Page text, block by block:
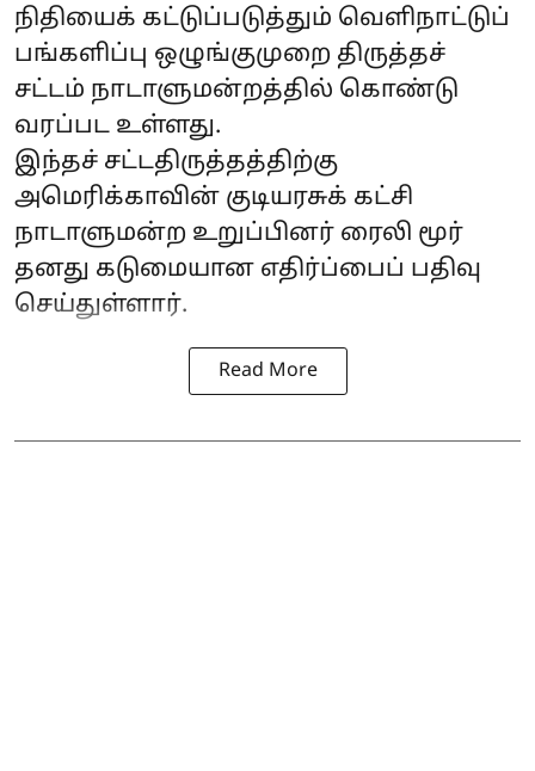
நிதியைக் கட்டுப்படுத்தும் வெளிநாட்டுப்
பங்களிப்பு ஒழுங்குமுறை திருத்தச்
சட்டம் நாடாளுமன்றத்தில் கொண்டு
வரப்பட உள்ளது.
இந்தச் சட்டதிருத்தத்திற்கு
அமெரிக்காவின் குடியரசுக் கட்சி
நாடாளுமன்ற உறுப்பினர் ரைலி மூர்
தனது கடுமையான எதிர்ப்பைப் பதிவு
செய்துள்ளார்.
Read More